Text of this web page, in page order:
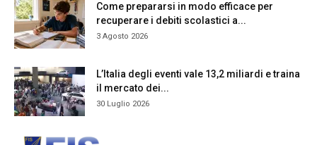
Come prepararsi in modo efficace per
recuperare i debiti scolastici a...
3 Agosto 2026
L’Italia degli eventi vale 13,2 miliardi e traina
il mercato dei...
30 Luglio 2026